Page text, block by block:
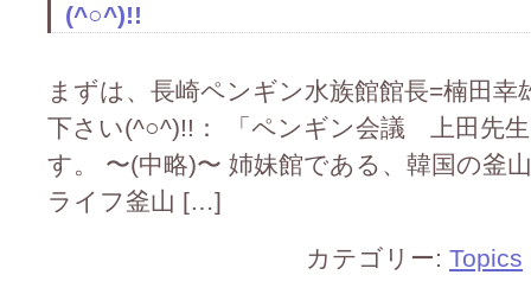
(^○^)!!
まずは、長崎ペンギン水族館館長=楠田
下さい(^○^)!!： 「ペンギン会議 上田先
す。 〜(中略)〜 姉妹館である、韓国の釜
ライフ釜山 […]
カテゴリー: Topics